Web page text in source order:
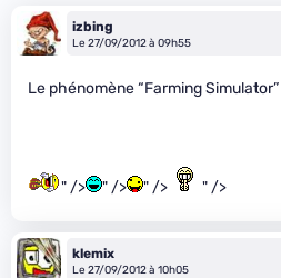
izbing
Le 27/09/2012 à 09h55
Le phénomène “Farming
" /> " /> " /> " />
klemix
Le 27/09/2012 à 10h05